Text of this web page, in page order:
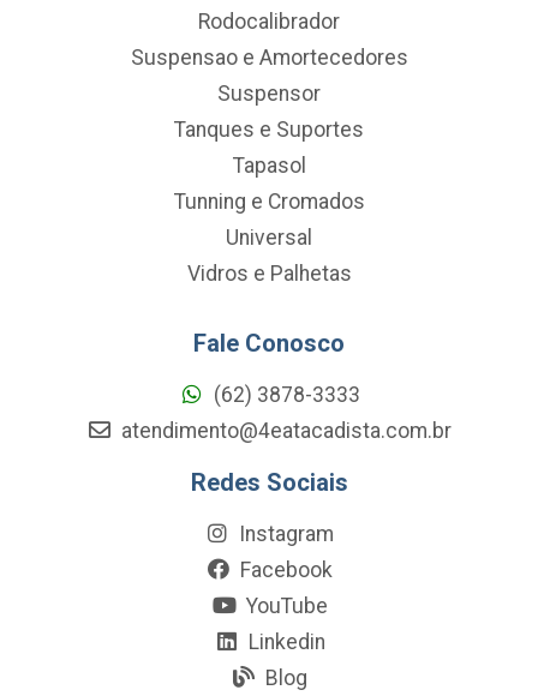
Rodocalibrador
Suspensao e Amortecedores
Suspensor
Tanques e Suportes
Tapasol
Tunning e Cromados
Universal
Vidros e Palhetas
Fale Conosco
(62) 3878-3333
atendimento@4eatacadista.com.br
Redes Sociais
Instagram
Facebook
YouTube
Linkedin
Blog